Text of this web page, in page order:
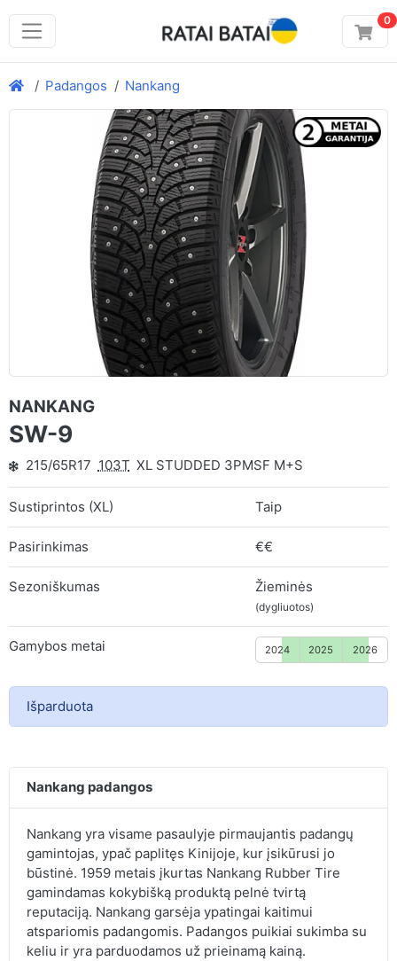
0
Padangos Nankang
NANKANG
SW-9
215/65R17 103T XL STUDDED 3PMSF M+S
Sustiprintos (XL) Taip
Pasirinkimas €€
Sezoniškumas Žieminės
(dygliuotos)
Gamybos metai 2024 2025 2026
Išparduota
Nankang padangos
Nankang yra visame pasaulyje pirmaujantis padangų
gamintojas, ypač paplitęs Kinijoje, kur įsikūrusi jo
būstinė. 1959 metais įkurtas Nankang Rubber Tire
gamindamas kokybišką produktą pelnė tvirtą
reputaciją. Nankang garsėja ypatingai kaitimui
atspariomis padangomis. Padangos puikiai sukimba su
keliu ir yra parduodamos už prieinamą kainą.